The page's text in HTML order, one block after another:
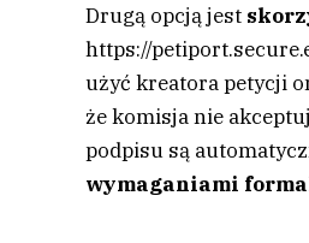
Drugą opcją jest
https://
użyć kreatora petycji
że komisja nie
podpisu są
wymaganiami